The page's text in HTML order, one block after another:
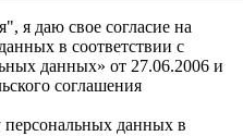
я даю свое согласие на
в соответствии с
данных» от 27.06.2006 и
соглашения
персональных данных в